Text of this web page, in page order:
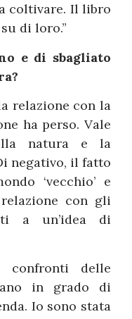
coltivare. Il libro
di loro.”
e di sbagliato
relazione con la
ha perso. Vale
natura e la
negativo, il fatto
‘vecchio’ e
con gli
a un’idea di
confronti delle
in grado di
Io sono stata